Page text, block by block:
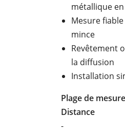
métallique
Mesure
mince
Revêtement
la diffusion
Installation
Plage de
Distance
-